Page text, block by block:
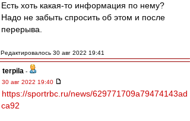
Есть хоть какая-то информация по нему?
Надо не забыть спросить об этом и после
перерыва.
Редактировалось 30 авг 2022 19:41
terpila -
30 авг 2022 19:40
https://sportrbc.ru/news/629771709a79474143ad
ca92